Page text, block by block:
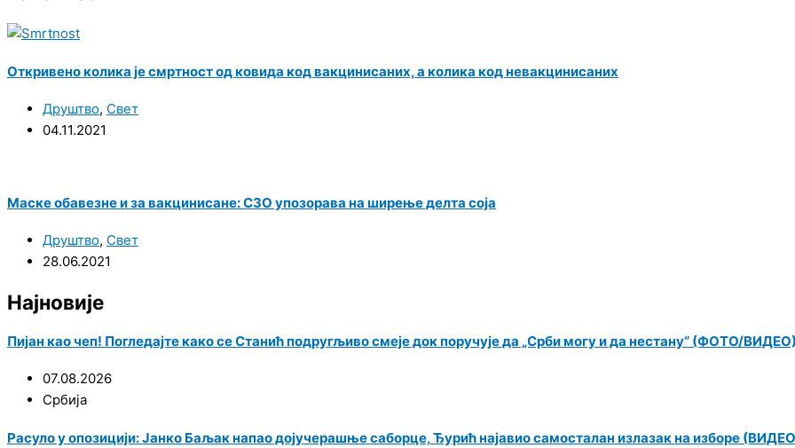
Откривено колика је смртност од ковида код вакцинисаних, а колика код невакцинисаних
Друштво, Свет
04.11.2021
Маске обавезне и за вакцинисане: СЗО упозорава на ширење делта соја
Друштво, Свет
28.06.2021
Најновије
Пијан као чеп! Погледајте како се Станић подругљиво смеје док поручује да „Срби могу и да нестану“ (ФОТО/
07.08.2026
Србија
Расуло у опозицији: Јанко Баљак напао дојучерашње саборце, Ђурић најавио самосталан излазак на изборе